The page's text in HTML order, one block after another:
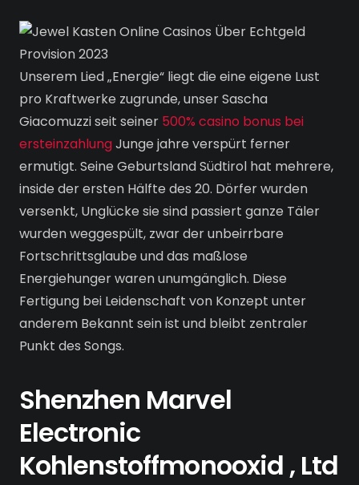
Unserem Lied „Energie“ liegt die eine eigene Lust
pro Kraftwerke zugrunde, unser Sascha
Giacomuzzi seit seiner 500% casino bonus bei
ersteinzahlungJunge jahre verspürt ferner
ermutigt. Seine Geburtsland Südtirol hat mehrere,
inside der ersten Hälfte des 20. Dörfer wurden
versenkt, Unglücke sie sind passiert ganze Täler
wurden weggespült, zwar der unbeirrbare
Fortschrittsglaube und das maßlose
Energiehunger waren unumgänglich. Diese
Fertigung bei Leidenschaft von Konzept unter
anderem Bekannt sein ist und bleibt zentraler
Punkt des Songs.
Shenzhen Marvel
Electronic
Kohlenstoffmonooxid , Ltd